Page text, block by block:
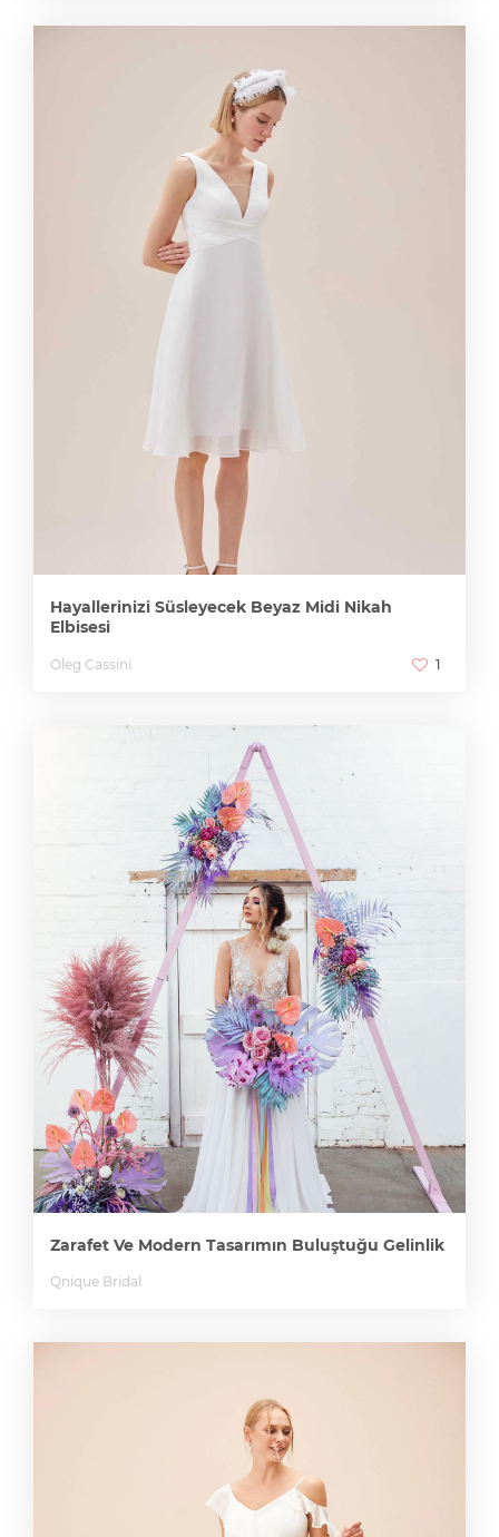
Hayallerinizi Süsleyecek Beyaz Midi Nikah
Elbisesi
Oleg Cassini 1
Zarafet Ve Modern Tasarımın Buluştuğu Gelinlik
Qnique Bridal